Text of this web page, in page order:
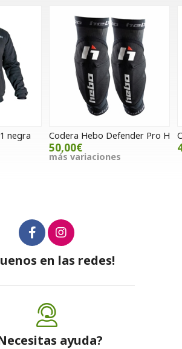
negra Codera Hebo Defender Pro H
50,00€
más variaciones
en las redes!
ayuda?